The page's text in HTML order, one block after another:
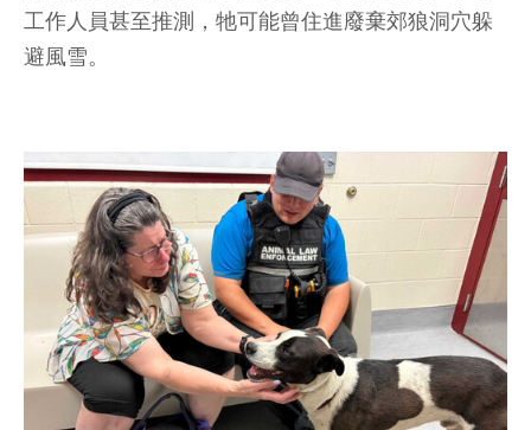
工作人員甚至推測，牠可能曾住進廢棄郊狼洞穴躲
避風雪。